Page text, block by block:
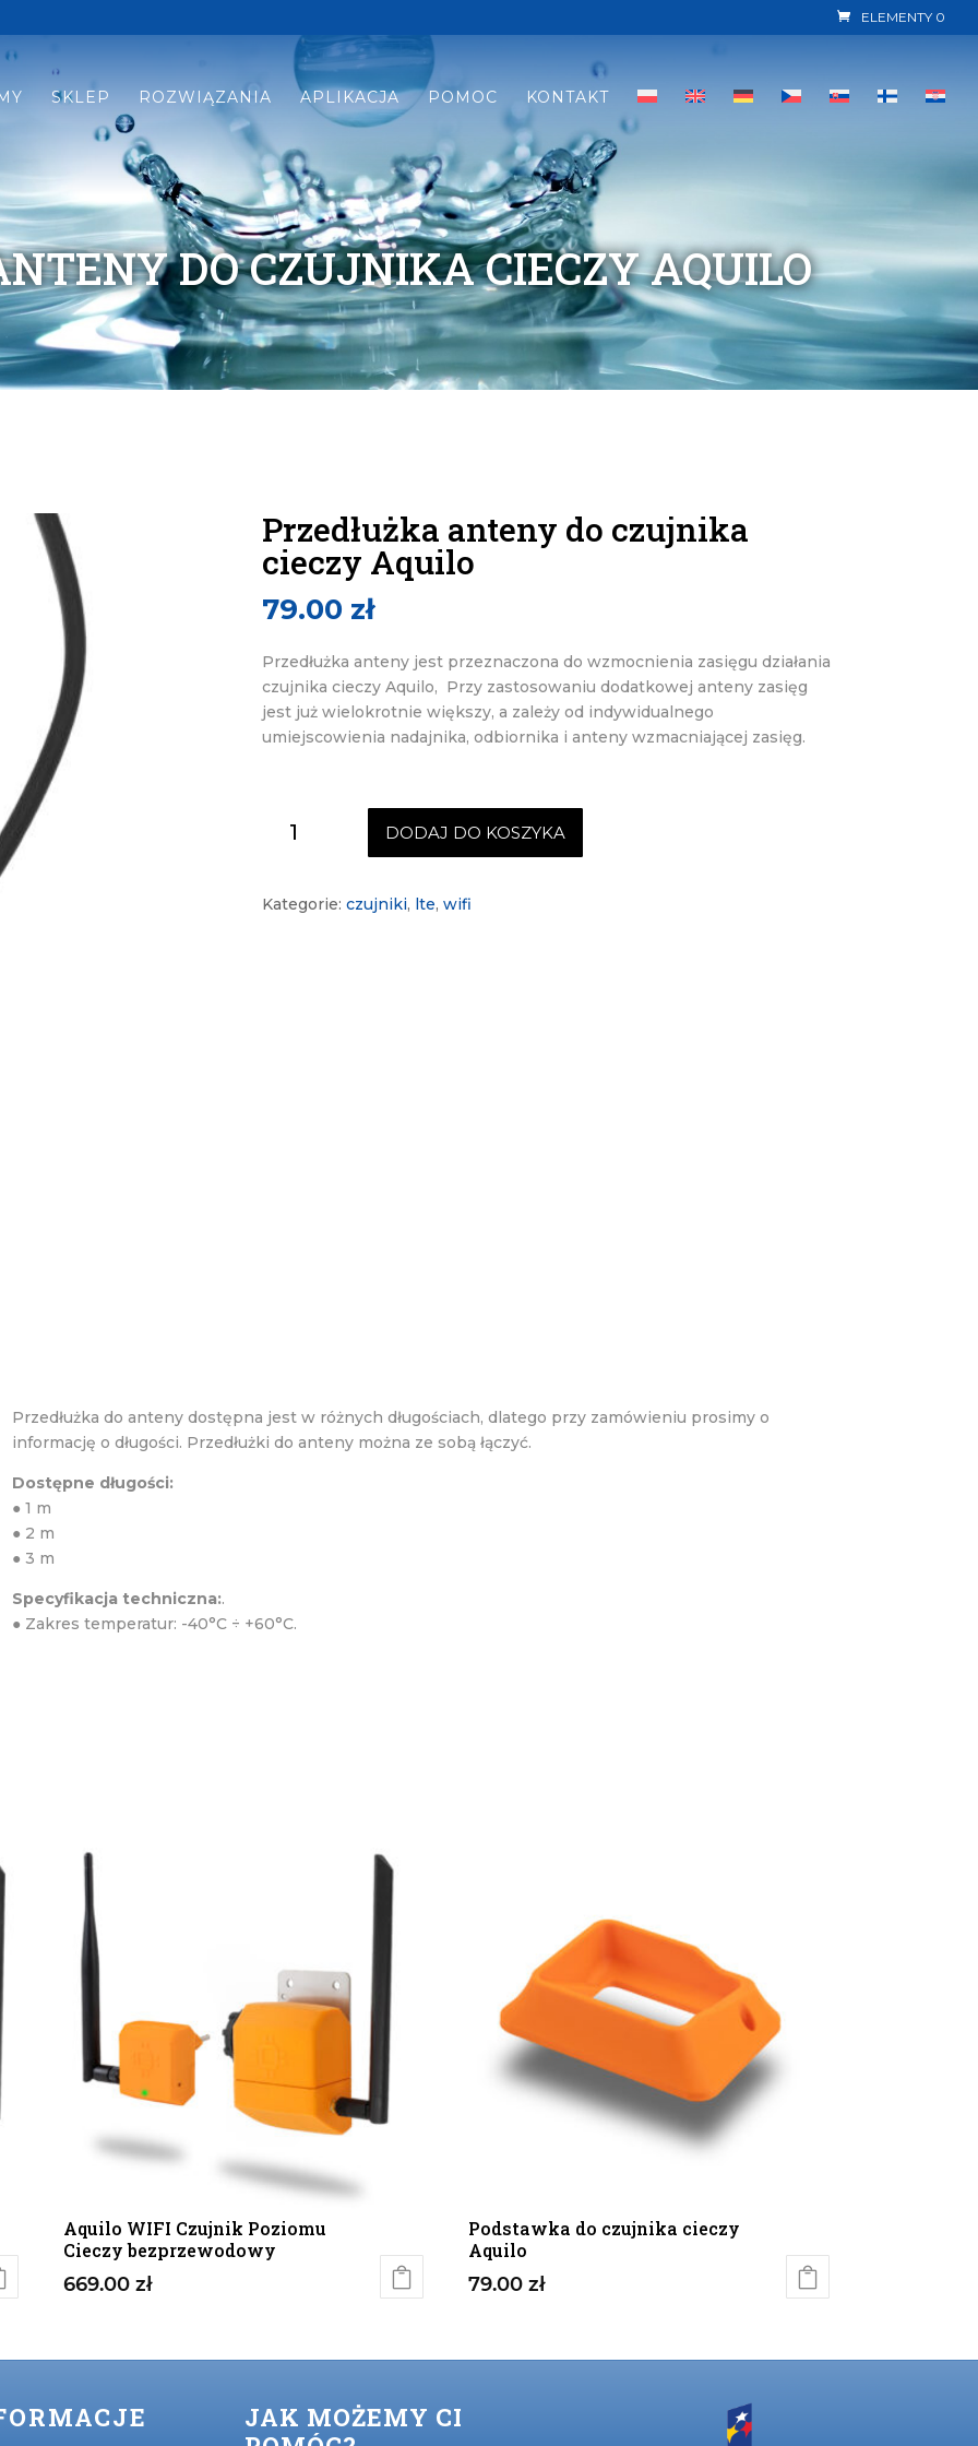
ELEMENTY 0
SKLEP ROZWIĄZANIA APLIKACJA POMOC KONTAKT
DO CZUJNIKA CIECZY AQUILO
Przedłużka anteny do czujnika
cieczy Aquilo
79.00 zł
Przedłużka anteny jest przeznaczona do wzmocnienia zasięgu działania
czujnika cieczy Aquilo, Przy zastosowaniu dodatkowej anteny zasięg
jest już wielokrotnie większy, a zależy od indywidualnego
umiejscowienia nadajnika, odbiornika i anteny wzmacniającej zasięg.
Przedłużka
do
czujnika
DODAJ DO KOSZYKA
Kategorie:czujniki, lte,wifi
Przedłużka do anteny dostępna jest w różnych długościach, dlatego przy zamówieniu prosimy o
informację o długości. Przedłużki do anteny można ze sobą łączyć.
Dostępne długości:
●1 m
● 2 m
●3 m
Specyfikacja techniczna:.
● Zakres temperatur: -40°C ÷ +60°C.
Aquilo WIFI Czujnik Poziomu
Cieczy bezprzewodowy
669.00 zł
Podstawka do czujnika cieczy
Aquilo
79.00zł
JAK MOŻEMY CI